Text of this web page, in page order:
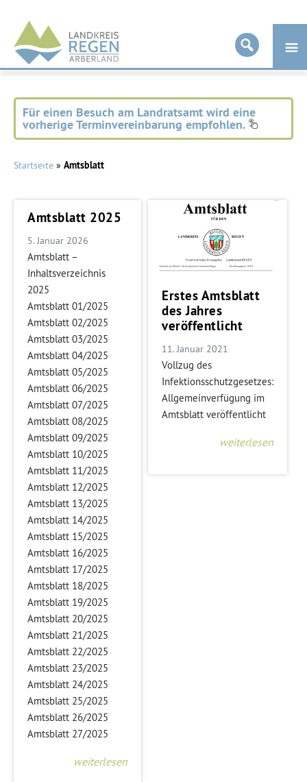
Landkreis
Regen
Für einen Besuch am Landratsamt wird eine
vorherige Terminvereinbarung empfohlen.
Startseite » Amtsblatt
Amtsblatt 2025
5. Januar 2026
Amtsblatt –
Inhaltsverzeichnis
2025
Amtsblatt 01/2025
Amtsblatt 02/2025
Amtsblatt 03/2025
Amtsblatt 04/2025
Amtsblatt 05/2025
Amtsblatt 06/2025
Amtsblatt 07/2025
Amtsblatt 08/2025
Amtsblatt 09/2025
Amtsblatt 10/2025
Amtsblatt 11/2025
Amtsblatt 12/2025
Amtsblatt 13/2025
Amtsblatt 14/2025
Amtsblatt 15/2025
Amtsblatt 16/2025
Amtsblatt 17/2025
Amtsblatt 18/2025
Amtsblatt 19/2025
Amtsblatt 20/2025
Amtsblatt 21/2025
Amtsblatt 22/2025
Amtsblatt 23/2025
Amtsblatt 24/2025
Amtsblatt 25/2025
Amtsblatt 26/2025
Amtsblatt 27/2025
weiterlesen
Erstes Amtsblatt
des Jahres
veröffentlicht
11. Januar 2021
Vollzug des
Infektionsschutzgesetzes:
Allgemeinverfügung im
Amtsblatt veröffentlicht
weiterlesen